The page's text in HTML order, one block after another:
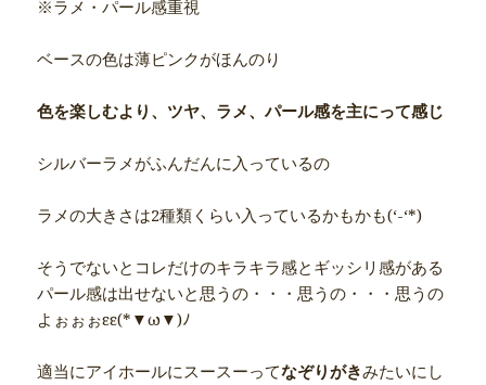
※ラメ・パール感重視
ベースの色は薄ピンクがほんのり
色を楽しむより、ツヤ、ラメ、パール感を主にって感じ
シルバーラメがふんだんに入っているの
ラメの大きさは2種類くらい入っているかもかも(‘-‘*)
そうでないとコレだけのキラキラ感とギッシリ感がある
パール感は出せないと思うの・・・思うの・・・思うの
よぉぉぉεε(*▼ω▼)ﾉ
適当にアイホールにスースーってなぞりがきみたいにし